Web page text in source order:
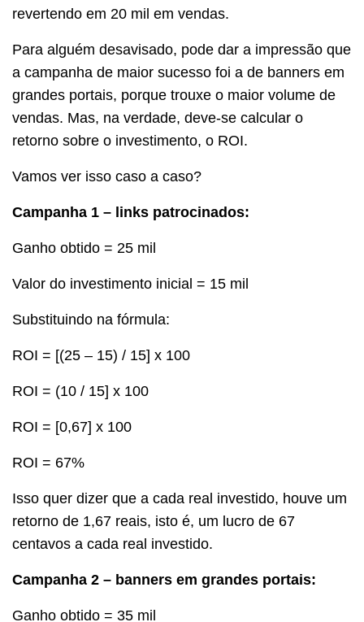
revertendo em 20 mil em vendas.
Para alguém desavisado, pode dar a impressão que
a campanha de maior sucesso foi a de banners em
grandes portais, porque trouxe o maior volume de
vendas. Mas, na verdade, deve-se calcular o
retorno sobre o investimento, o ROI.
Vamos ver isso caso a caso?
Campanha 1 – links patrocinados:
Ganho obtido = 25 mil
Valor do investimento inicial = 15 mil
Substituindo na fórmula:
ROI = [(25 – 15) / 15] x 100
ROI = (10 / 15] x 100
ROI = [0,67] x 100
ROI = 67%
Isso quer dizer que a cada real investido, houve um
retorno de 1,67 reais, isto é, um lucro de 67
centavos a cada real investido.
Campanha 2 – banners em grandes portais:
Ganho obtido = 35 mil